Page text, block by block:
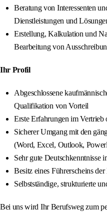
Beratung von Interessenten
Dienstleistungen und
Erstellung, Kalkulation und
Bearbeitung von
Ihr Profil
Abgeschlossene
Qualifikation von Vorteil
Erste Erfahrungen im
Sicherer Umgang mit den
(Word, Excel, Outlook,
Sehr gute Deutschkenntnisse
Besitz eines Führerscheins
Selbstständige, strukturierte
Bei uns wird Ihr Berufsweg zum